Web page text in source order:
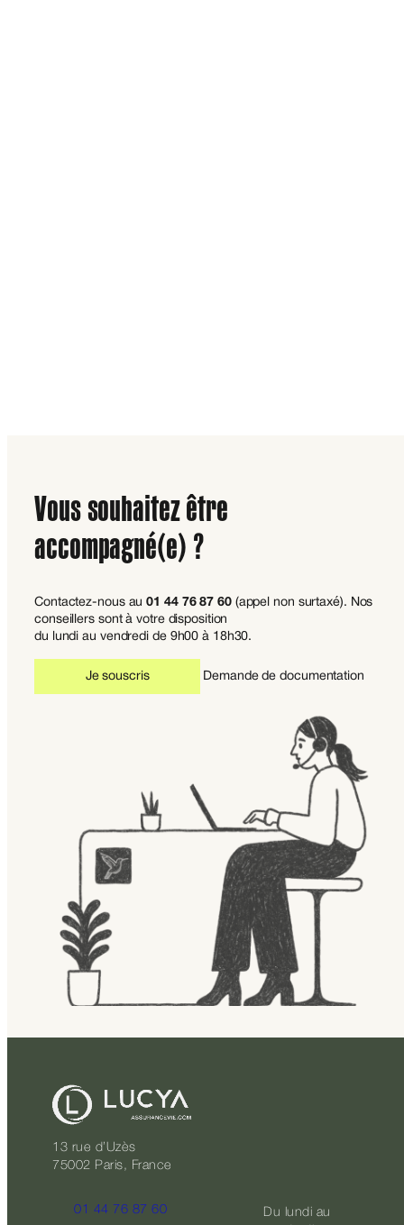
Vous souhaitez être
accompagné(e) ?
Contactez-nous au01 44 76 87 60(appel non surtaxé). Nos
conseillers sont à votre disposition
du lundi au vendredi de 9h00 à 18h30.
Je souscris Demande de documentation
13 rue d’Uzès
75002 Paris, France
01 44 76 87 60
Du lundi au